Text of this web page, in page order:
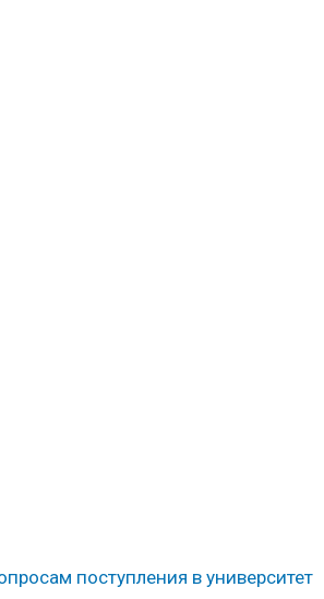
поступления в университет